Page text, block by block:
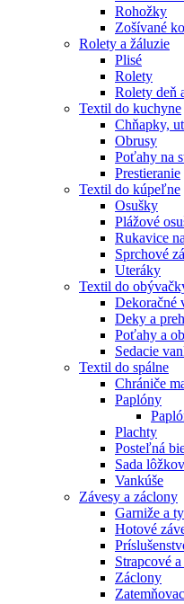
Rohožky
Zošívané
Rolety a žáluzie
Plisé
Rolety
Rolety deň
Textil do kuchyne
Chňapky,
Obrusy
Poťahy na
Prestieranie
Textil do kúpeľne
Osušky
Plážové
Rukavice
Sprchové
Uteráky
Textil do
Dekoračné
Deky a
Poťahy a
Sedacie
Textil do spálne
Chrániče
Paplóny
Plachty
Posteľná
Sada
Vankúše
Závesy a záclony
Garniže a
Hotové
Strapcové
Záclony